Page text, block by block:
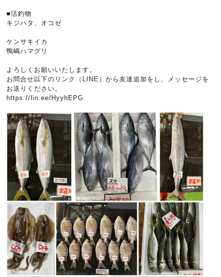
■活釣物
キジハタ、オコゼ
ケンサキイカ
鴨嶋ハマグリ
よろしくお願いいたします。
お問合せ以下のリンク（LINE）から友達追加をし、メッセージを
お送りください。
https://lin.ee/HyyhEPG